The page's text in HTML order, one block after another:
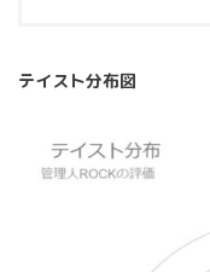
テイスト分布図